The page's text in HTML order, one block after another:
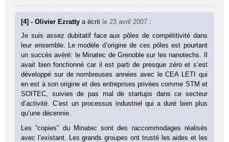
[4] - Olivier Ezrattya écrit le 23 avril 2007 :
Je suis assez dubitatif face aux pôles de compétitivité dans
leur ensemble. Le modèle d’origine de ces pôles est pourtant
un succès avéré: le Minatec de Grenoble sur les nanotechs. Il
avait bien fonctionné car il est parti de presque zéro et s’est
développé sur de nombreuses années avec le CEA LETI qui
en est à son origine et des entreprises privées comme STM et
SOITEC, suivies de pas mal de startups dans ce secteur
d’activité. C’est un processus industriel qui a duré bien plus
qu’une décennie.
Les “copies” du Minatec sont des raccommodages réalisés
avec l’existant. Les grands groupes ont trusté les aides et les